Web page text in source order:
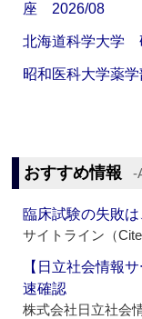
座 2026/08
北海道科学大学
昭和医科大学薬
おすすめ情報
臨床試験の失敗
サイトライン（
【日立社会情報
速確認
株式会社日立社会